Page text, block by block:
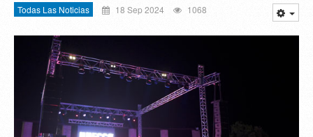
Todas Las Noticias 18 Sep 2024 1068